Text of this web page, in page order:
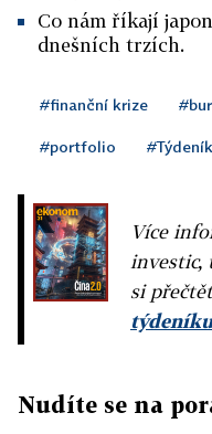
Co nám říkají
dnešních trzích.
#finanční krize
#portfolio
Více
investic,
si
Nudíte se na